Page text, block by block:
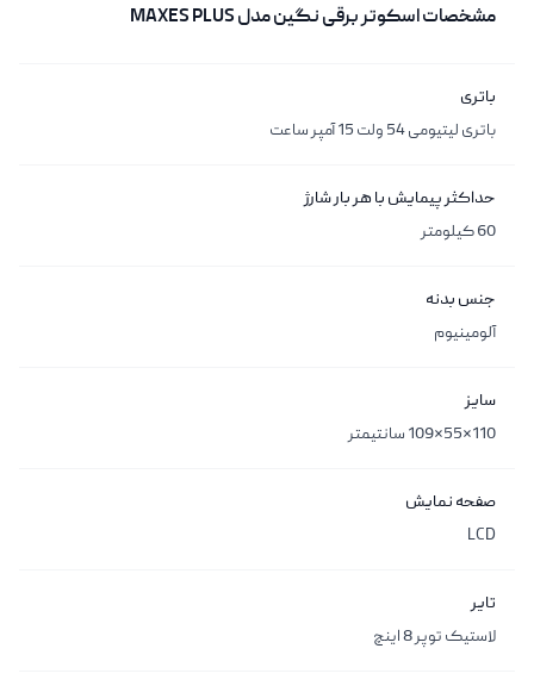
مشخصات
مشخصاتاسکوتر برقی نگین مدل MAXES PLUS
باتری
باتری لیتیومی 54 ولت 15 آمپر ساعت
حداکثر پیمایش با هر بار شارژ
60 کیلومتر
جنس بدنه
آلومینیوم
سایز
110*55*109 سانتیمتر
صفحه نمایش
LCD
تایر
لاستیک توپر 8 اینچ